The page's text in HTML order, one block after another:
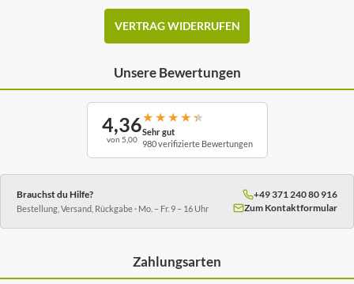
VERTRAG WIDERRUFEN
Unsere Bewertungen
4,36
von 5,00
★ ★ ★ ★ ★
Sehr gut
980 verifizierte Bewertungen
Brauchst du Hilfe?
Bestellung, Versand, Rückgabe · Mo. – Fr. 9 – 16 Uhr
+49 371 240 80 916
Zum Kontaktformular
Zahlungsarten